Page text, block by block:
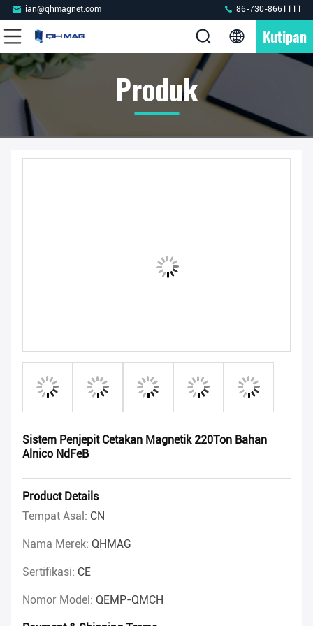
ian@qhmagnet.com 86-730-8661111
Kutipan
Produk
Sistem Penjepit Cetakan Magnetik 220Ton Bahan
Alnico NdFeB
Product Details
Tempat Asal: CN
Nama Merek: QHMAG
Sertifikasi: CE
Nomor Model: QEMP-QMCH